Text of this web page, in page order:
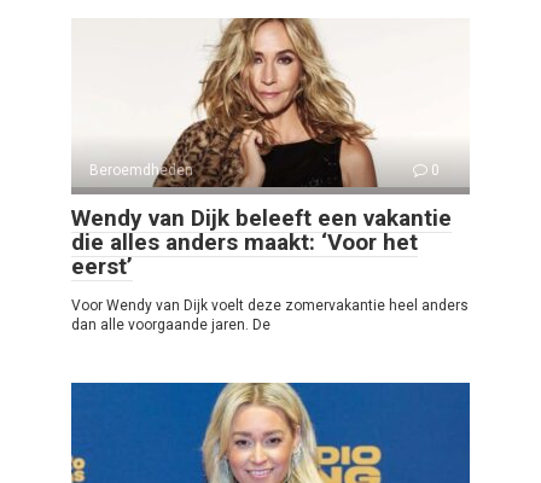
Beroemdheden 0
Wendy van Dijk beleeft een vakantie
die alles anders maakt: ‘Voor het
eerst’
Voor Wendy van Dijk voelt deze zomervakantie heel anders
dan alle voorgaande jaren. De